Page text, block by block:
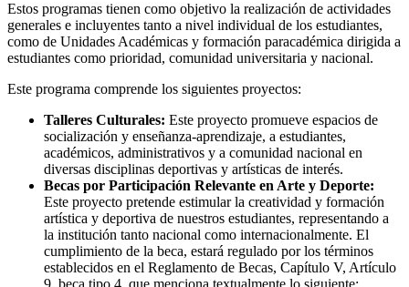
Estos programas tienen como objetivo la realización de actividades
generales e incluyentes tanto a nivel individual de los estudiantes,
como de Unidades Académicas y formación paracadémica dirigida a
estudiantes como prioridad, comunidad universitaria y nacional.
Este programa comprende los siguientes proyectos:
Talleres Culturales: Este proyecto promueve espacios de
socialización y enseñanza-aprendizaje, a estudiantes,
académicos, administrativos y a comunidad nacional en
diversas disciplinas deportivas y artísticas de interés.
Becas por Participación Relevante en Arte y Deporte:
Este proyecto pretende estimular la creatividad y formación
artística y deportiva de nuestros estudiantes, representando a
la institución tanto nacional como internacionalmente. El
cumplimiento de la beca, estará regulado por los términos
establecidos en el Reglamento de Becas, Capítulo V, Artículo